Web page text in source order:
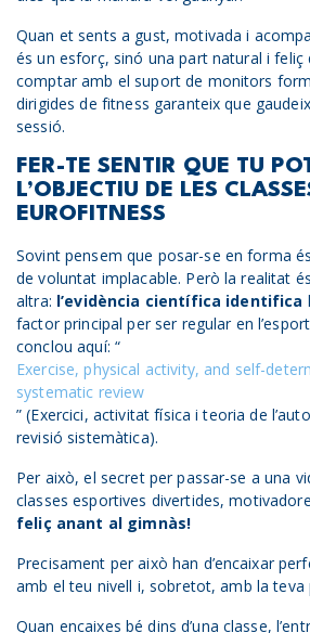
Quan et sents a gust, motivada i
és un esforç, sinó una part natural i feliç
comptar amb el suport de monitors
dirigides de fitness garanteix que
sessió.
FER-TE SENTIR QUE TU
L’OBJECTIU DE LES
EUROFITNESS
Sovint pensem que posar-se en forma
de voluntat implacable. Però la realitat
altra: l’evidència científica identifica
factor principal per ser regular en
conclou aquí: “
Exercise, physical activity, and self-
systematic review
” (Exercici, activitat física i teoria de
revisió sistemàtica).
Per això, el secret per passar-se a una
classes esportives divertides,
feliç anant al gimnàs!
Precisament per això han d’encaixar
amb el teu nivell i, sobretot, amb la teva
Quan encaixes bé dins d’una classe,